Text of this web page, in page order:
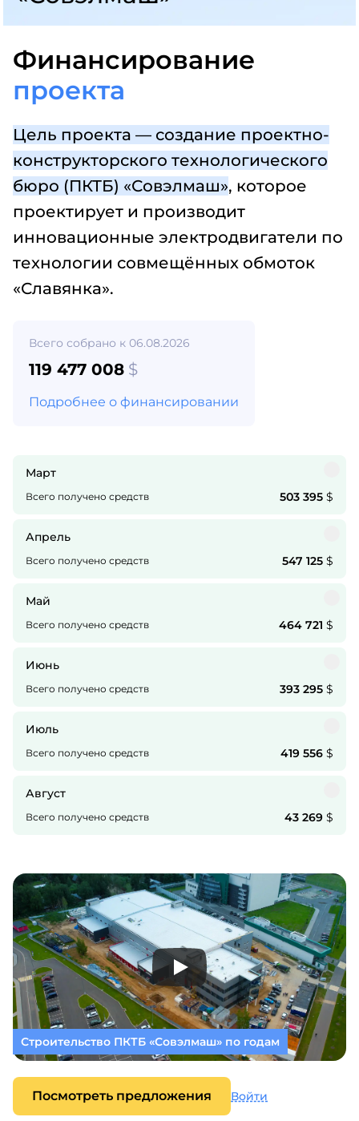
Финансирование
проекта
Цель проекта — создание проектно-
конструкторского технологического
бюро (ПКТБ) «Совэлмаш», которое
проектирует и производит
инновационные электродвигатели по
технологии совмещённых обмоток
«Славянка».
Всего собрано к 06.08.2026
119 477 008 $
Подробнее о финансировании
Март
Всего получено средств 503 395 $
Апрель
Всего получено средств 547 125 $
Май
Всего получено средств 464 721 $
Июнь
Всего получено средств 393 295 $
Июль
Всего получено средств 419 556 $
Август
Всего получено средств 43 269 $
Строительство ПКТБ «Совэлмаш» по годам
Посмотреть предложения Войти